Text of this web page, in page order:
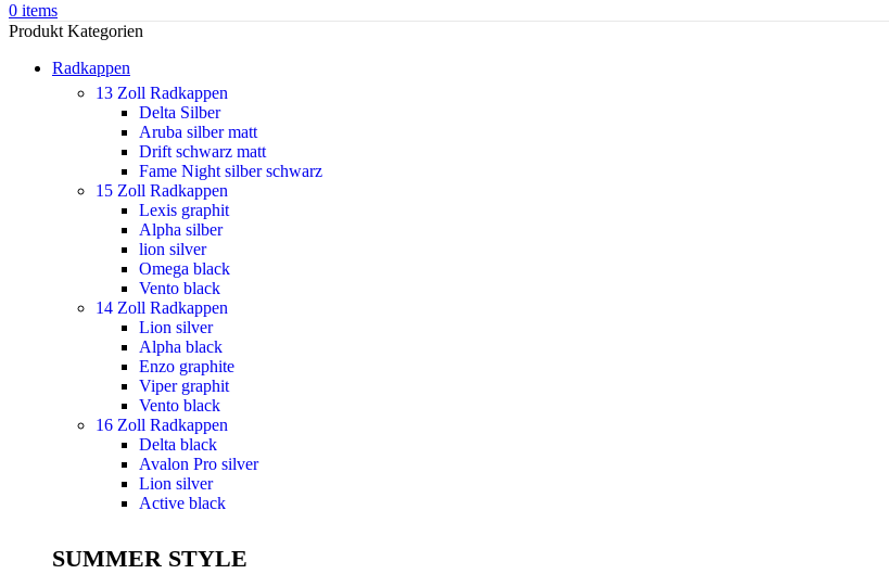
0 items
Produkt Kategorien
Radkappen
13 Zoll Radkappen
Delta Silber
Aruba silber matt
Drift schwarz matt
Fame Night silber schwarz
15 Zoll Radkappen
Lexis graphit
Alpha silber
lion silver
Omega black
Vento black
14 Zoll Radkappen
Lion silver
Alpha black
Enzo graphite
Viper graphit
Vento black
16 Zoll Radkappen
Delta black
Avalon Pro silver
Lion silver
Active black
SUMMER STYLE